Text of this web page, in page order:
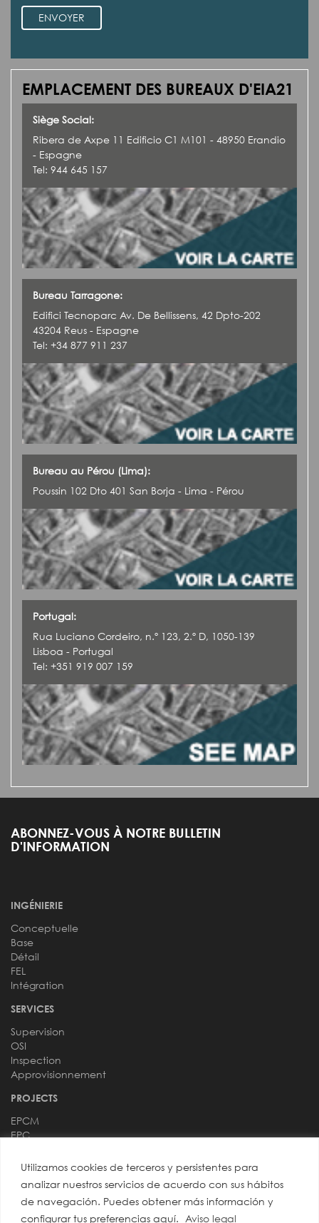
Utilizamos cookies de terceros y persistentes para
analizar nuestros servicios de acuerdo con sus hábitos
de navegación. Puedes obtener más información y
configurar tus preferencias aquí.
Aviso legal
ENVOYER
EMPLACEMENT DES BUREAUX D'EIA21
Siège Social:
Ribera de Axpe 11 Edificio C1 M101 - 48950 Erandio
- Espagne
Tel: 944 645 157
Bureau Tarragone:
Edifici Tecnoparc Av. De Bellissens, 42 Dpto-202
43204 Reus - Espagne
Tel: +34 877 911 237
Bureau au Pérou (Lima):
Poussin 102 Dto 401 San Borja - Lima - Pérou
Portugal:
Rua Luciano Cordeiro, n.º 123, 2.º D, 1050-139
Lisboa - Portugal
Tel: +351 919 007 159
ABONNEZ-VOUS À NOTRE BULLETIN
D'INFORMATION
INGÉNIERIE
Conceptuelle
Base
Détail
FEL
Intégration
SERVICES
Supervision
OSI
Inspection
Approvisionnement
PROJECTS
EPCM
EPC
Processus
Instrumentation
Tuyauteries